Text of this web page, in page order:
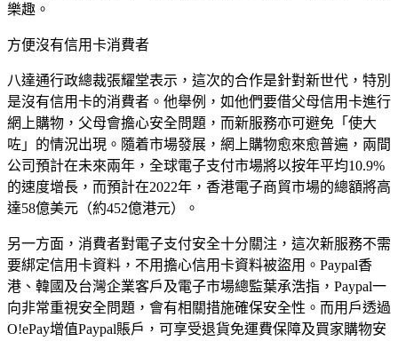
樂趣。
方便沒有信用卡消費者
八達通行政總裁張耀堂表示，這次的合作是針對新世代，特別
是沒有信用卡的消費者。他舉例，如他們要借父母信用卡進行
網上購物，父母會擔心安全問題，而新服務亦可避免「使大
咗」的情況出現。隨着市場發展，網上購物愈來愈普遍，兩間
公司預計在未來兩年，全球電子支付市場將以按年平均10.9%
的速度增長，而預計在2022年，香港電子商貿市場的總額將高
達58億美元（約452億港元）。
另一方面，消費者對電子支付安全十分關注，這次新服務不需
要綁定信用卡資料，不用擔心信用卡資料被盜用。Paypal香
港、韓國及台灣企業客戶及電子市場總監葉承浩指，Paypal一
向非常重視安全問題，會有相關措施確保安全性。而用戶透過
O!ePay增值Paypal賬戶，可享受退貨免運費保障及買家購物安